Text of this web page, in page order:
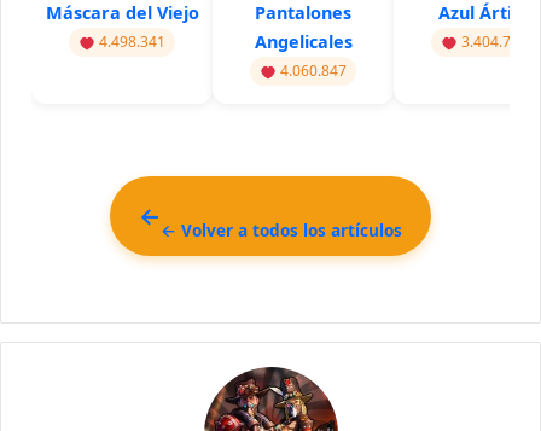
Máscara del Viejo
4.498.341
Pantalones
Angelicales
4.060.847
Azul Ártico
3.404.741
← Volver a todos los artículos